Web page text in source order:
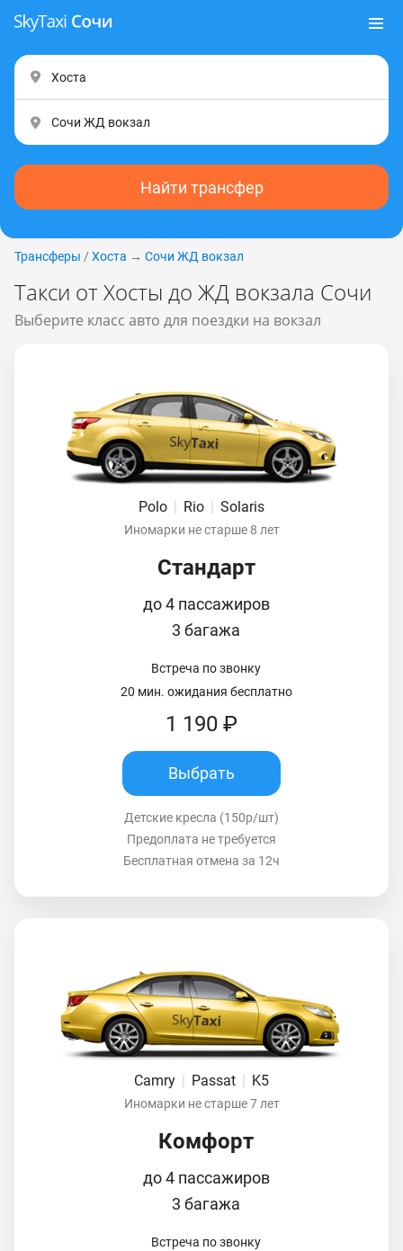
Найти трансфер
Трансферы / Хоста → Сочи ЖД вокзал
Такси от Хосты до ЖД вокзала Сочи
Выберите класс авто для поездки на вокзал
Polo | Rio | Solaris
Иномарки не старше 8 лет
Стандарт
до 4 пассажиров
3 багажа
Встреча по звонку
20 мин. ожидания бесплатно
1 190 ₽
Выбрать
Детские кресла (150р/шт)
Предоплата не требуется
Бесплатная отмена за 12ч
Camry Passat K5
Иномарки не старше 7 лет
Комфорт
до 4 пассажиров
3 багажа
Встреча по звонку